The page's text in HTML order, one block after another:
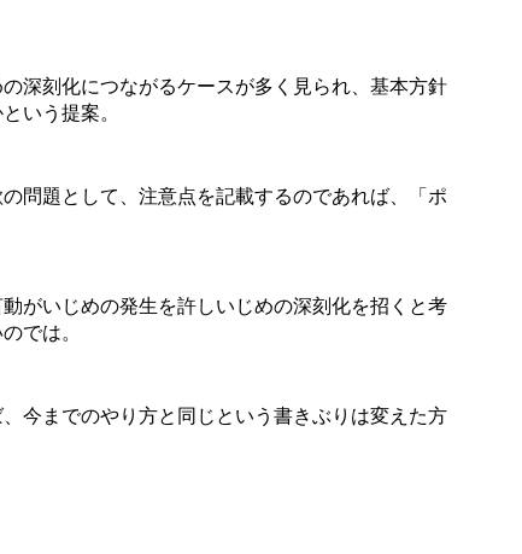
深刻化につながるケースが多く見られ、基本方針
いう提案。
問題として、注意点を記載するのであれば、「ポ
がいじめの発生を許しいじめの深刻化を招くと考
では。
今までのやり方と同じという書きぶりは変えた方